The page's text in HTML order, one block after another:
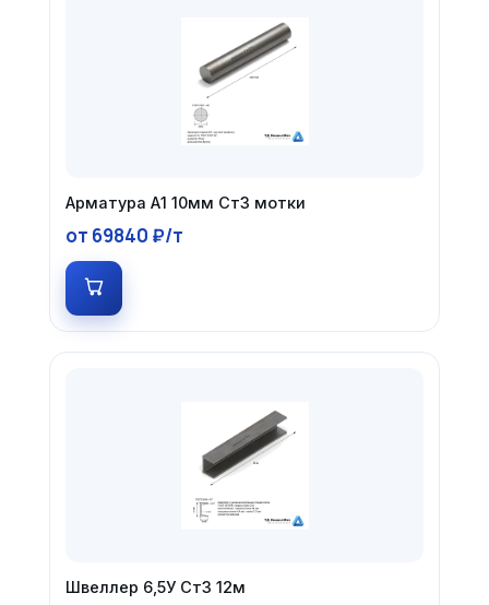
Арматура А1 10мм Ст3 мотки
от 69840 ₽/т
Швеллер 6,5У Ст3 12м